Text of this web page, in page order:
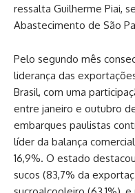
ressalta Guilherme Piai,
Abastecimento de São
Pelo segundo mês
liderança das
Brasil, com uma
entre janeiro e outubro
embarques paulistas
líder da balança
16,9%. O estado
sucos (83,7% da